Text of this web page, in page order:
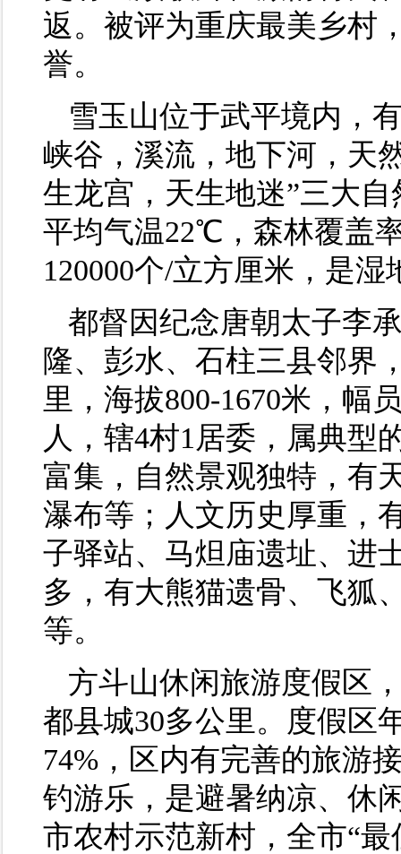
返。被评为重庆最美乡村
誉。
雪玉山位于武平境内，
峡谷，溪流，地下河，天
生龙宫，天生地迷”三大
平均气温22℃，森林覆盖
120000个/立方厘米，是
都督因纪念唐朝太子李
隆、彭水、石柱三县邻界
里，海拔800-1670米，幅
人，辖4村1居委，属典型
富集，自然景观独特，有
瀑布等；人文历史厚重，
子驿站、马炟庙遗址、进
多，有大熊猫遗骨、飞狐
等。
方斗山休闲旅游度假区
都县城30多公里。度假区
74%，区内有完善的旅游
钓游乐，是避暑纳凉、休
市农村示范新村，全市“